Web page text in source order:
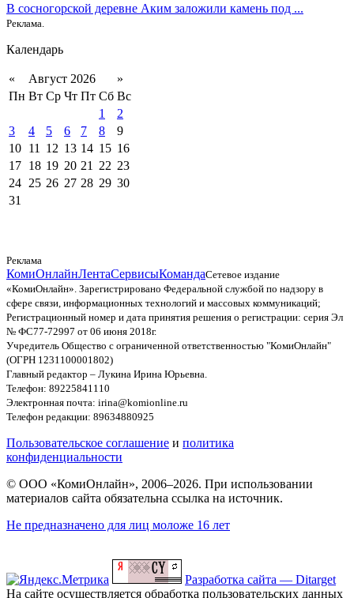
В сосногорской деревне Аким заложили камень под ...
Реклама.
Календарь
« Август 2026
»
Пн Вт Ср Чт Пт Сб Вс
1
2
3
4 5 6 7 8
9
10 11 12 13 14 15 16
17 18 19 20 21 22 23
24 25 26 27 28 29 30
31
Реклама
КомиОнлайнЛентаСервисыКомандаСетевое издание
«КомиОнлайн». Зарегистрировано Федеральной службой по надзору в
сфере связи, информационных технологий и массовых коммуникаций;
Регистрационный номер и дата принятия решения о регистрации: серия Эл
№ ФС77-72997 от 06 июня 2018г.
Учредитель Общество с ограниченной ответственностью "КомиОнлайн"
(ОГРН 1231100001802)
Главный редактор – Лукина Ирина Юрьевна.
Телефон: 89225841110
Электронная почта: irina@komionline.ru
Телефон редакции: 89634880925
Пользовательское соглашение и политика
конфиденциальности
© ООО «КомиОнлайн», 2006–2026. При использовании
материалов сайта обязательна ссылка на источник.
Не предназначено для лиц моложе 16 лет
Разработка сайта — Ditarget
На сайте осуществляется обработка пользовательских данных